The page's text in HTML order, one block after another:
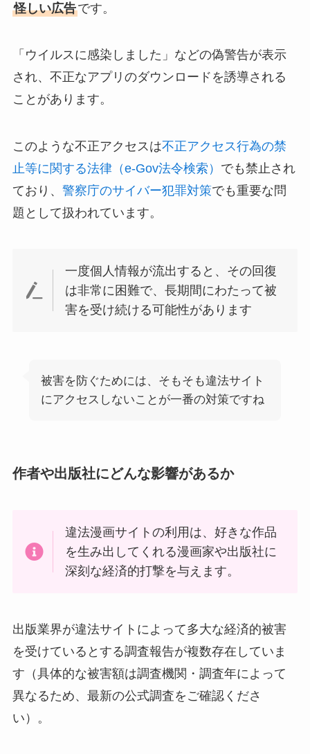
怪しい広告です。
「ウイルスに感染しました」などの偽警告が表示
され、不正なアプリのダウンロードを誘導される
ことがあります。
このような不正アクセスは不正アクセス行為の禁
止等に関する法律（e-Gov法令検索） でも禁止され
ており、 警察庁のサイバー犯罪対策でも重要な問
題として扱われています。
一度個人情報が流出すると、その回復
は非常に困難で、長期間にわたって被
害を受け続ける可能性があります
被害を防ぐためには、そもそも違法サイト
にアクセスしないことが一番の対策ですね
作者や出版社にどんな影響があるか
違法漫画サイトの利用は、好きな作品
を生み出してくれる漫画家や出版社に
深刻な経済的打撃を与えます。
出版業界が違法サイトによって多大な経済的被害
を受けているとする調査報告が複数存在していま
す（具体的な被害額は調査機関・調査年によって
異なるため、最新の公式調査をご確認くださ
い）。